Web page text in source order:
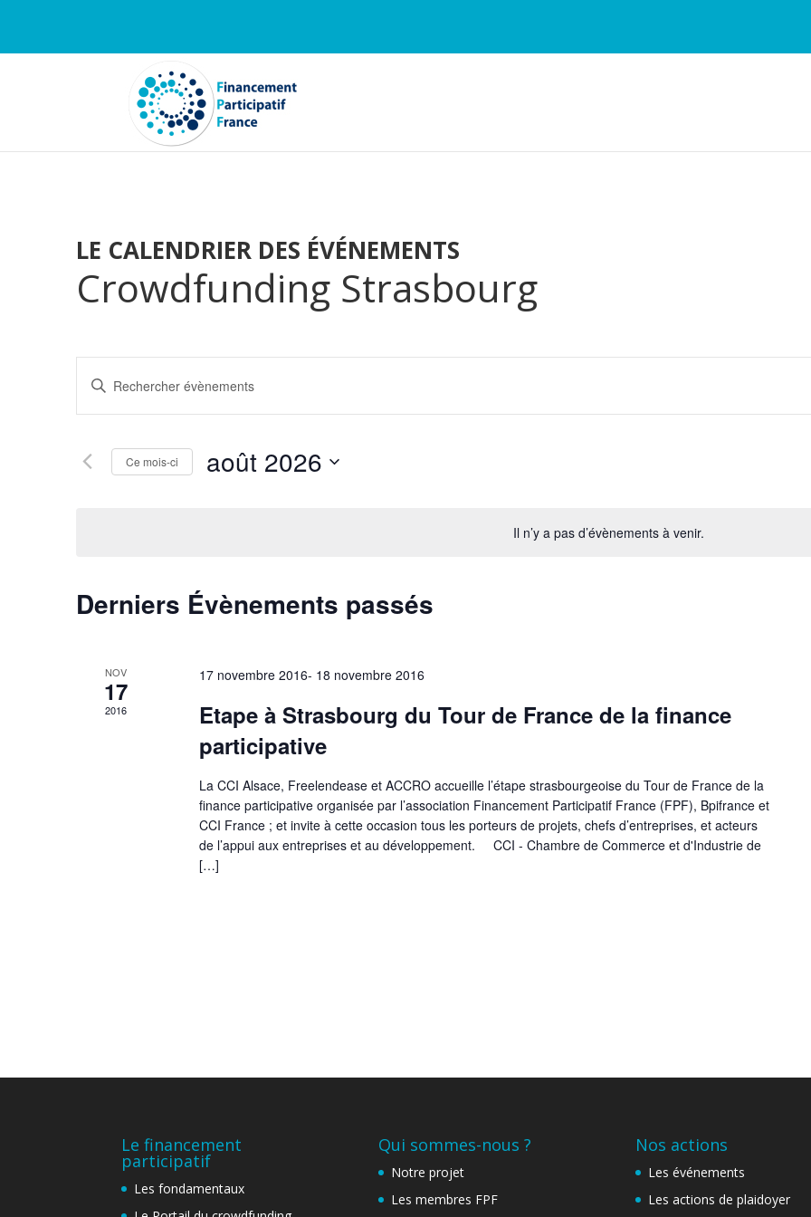
LE CALENDRIER DES ÉVÉNEMENTS
Il n’y a pas d’évènements à venir.
Crowdfunding Strasbourg
Recherche
et
navigation
vues
Évènements
Saisir
mot-
clé.
ÉvènementsCe mois-ci août 2026
Calendrier
de
Derniers Évènements passés
NOV
17
2016
17 novembre 2016- 18 novembre 2016
Etape à Strasbourg du Tour de France de la finance
participative
La CCI Alsace, Freelendease et ACCRO accueille l’étape strasbourgeoise du Tour de France de la
finance participative organisée par l’association Financement Participatif France (FPF), Bpifrance et
CCI France ; et invite à cette occasion tous les porteurs de projets, chefs d’entreprises, et acteurs
de l’appui aux entreprises et au développement. CCI - Chambre de Commerce et d'Industrie de
[…]
Le financement
participatif
Les fondamentaux
Qui sommes-nous ?
Notre projet
Les membres FPF
Nos actions
Les événements
Les actions de plaidoyer